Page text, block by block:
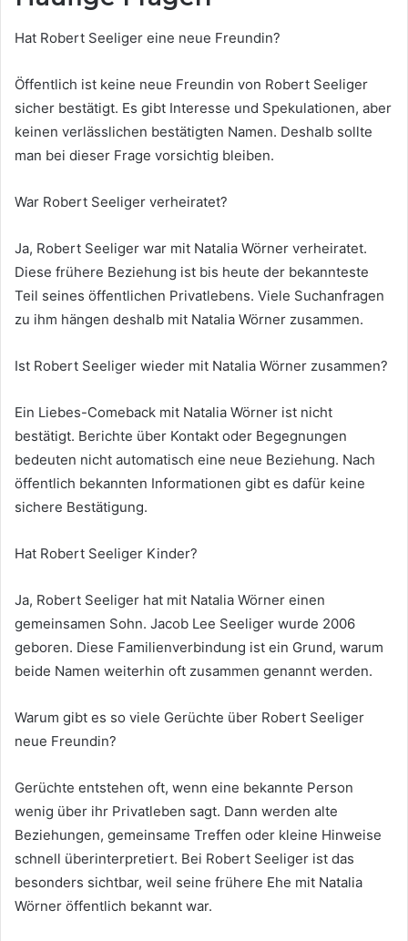
Hat Robert Seeliger eine neue Freundin?
Öffentlich ist keine neue Freundin von Robert Seeliger
sicher bestätigt. Es gibt Interesse und Spekulationen, aber
keinen verlässlichen bestätigten Namen. Deshalb sollte
man bei dieser Frage vorsichtig bleiben.
War Robert Seeliger verheiratet?
Ja, Robert Seeliger war mit Natalia Wörner verheiratet.
Diese frühere Beziehung ist bis heute der bekannteste
Teil seines öffentlichen Privatlebens. Viele Suchanfragen
zu ihm hängen deshalb mit Natalia Wörner zusammen.
Ist Robert Seeliger wieder mit Natalia Wörner zusammen?
Ein Liebes-Comeback mit Natalia Wörner ist nicht
bestätigt. Berichte über Kontakt oder Begegnungen
bedeuten nicht automatisch eine neue Beziehung. Nach
öffentlich bekannten Informationen gibt es dafür keine
sichere Bestätigung.
Hat Robert Seeliger Kinder?
Ja, Robert Seeliger hat mit Natalia Wörner einen
gemeinsamen Sohn. Jacob Lee Seeliger wurde 2006
geboren. Diese Familienverbindung ist ein Grund, warum
beide Namen weiterhin oft zusammen genannt werden.
Warum gibt es so viele Gerüchte über Robert Seeliger
neue Freundin?
Gerüchte entstehen oft, wenn eine bekannte Person
wenig über ihr Privatleben sagt. Dann werden alte
Beziehungen, gemeinsame Treffen oder kleine Hinweise
schnell überinterpretiert. Bei Robert Seeliger ist das
besonders sichtbar, weil seine frühere Ehe mit Natalia
Wörner öffentlich bekannt war.